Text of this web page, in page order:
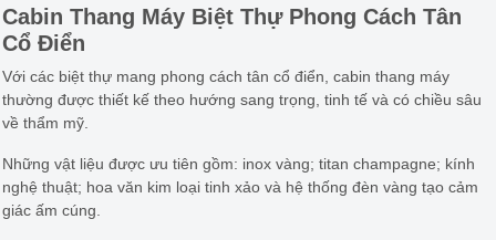
Cabin Thang Máy Biệt Thự Phong Cách Tân
Cổ Điển
Với các biệt thự mang phong cách tân cổ điển, cabin thang máy
thường được thiết kế theo hướng sang trọng, tinh tế và có chiều sâu
về thẩm mỹ.
Những vật liệu được ưu tiên gồm: inox vàng; titan champagne; kính
nghệ thuật; hoa văn kim loại tinh xảo và hệ thống đèn vàng tạo cảm
giác ấm cúng.